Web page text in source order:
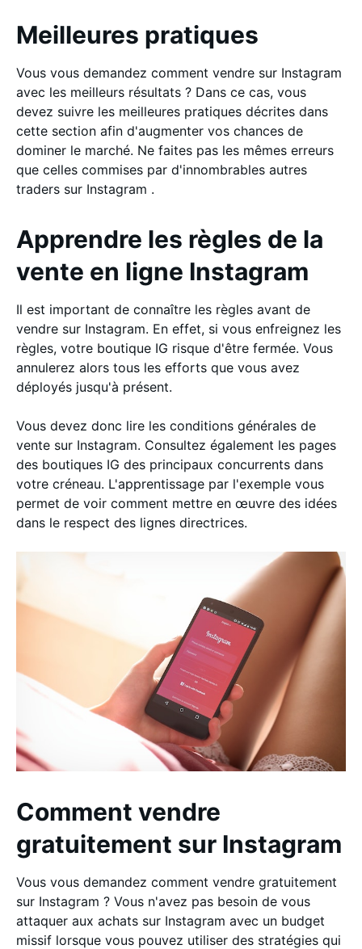
Meilleures pratiques
Vous vous demandez comment vendre sur Instagram
avec les meilleurs résultats ? Dans ce cas, vous
devez suivre les meilleures pratiques décrites dans
cette section afin d'augmenter vos chances de
dominer le marché. Ne faites pas les mêmes erreurs
que celles commises par d'innombrables autres
traders sur Instagram .
Apprendre les règles de la
vente en ligne Instagram
Il est important de connaître les règles avant de
vendre sur Instagram. En effet, si vous enfreignez les
règles, votre boutique IG risque d'être fermée. Vous
annulerez alors tous les efforts que vous avez
déployés jusqu'à présent.
Vous devez donc lire les conditions générales de
vente sur Instagram. Consultez également les pages
des boutiques IG des principaux concurrents dans
votre créneau. L'apprentissage par l'exemple vous
permet de voir comment mettre en œuvre des idées
dans le respect des lignes directrices.
Comment vendre
gratuitement sur Instagram
Vous vous demandez comment vendre gratuitement
sur Instagram ? Vous n'avez pas besoin de vous
attaquer aux achats sur Instagram avec un budget
missif lorsque vous pouvez utiliser des stratégies qui